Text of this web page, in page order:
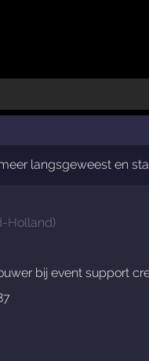
langsgeweest en
Holland)
bij event support